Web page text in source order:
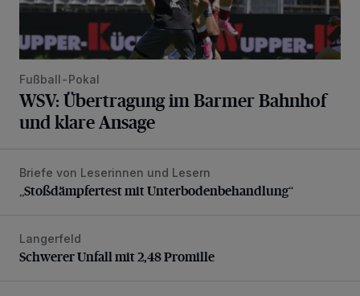
Fußball-Pokal
WSV: Übertragung im Barmer Bahnhof
und klare Ansage
„Stoßdämpfertest mit Unterbodenbehandlung“
Briefe von Leserinnen und Lesern
„Stoßdämpfertest mit Unterbodenbehandlung“
Schwerer Unfall mit 2,48 Promille
Langerfeld
Schwerer Unfall mit 2,48 Promille